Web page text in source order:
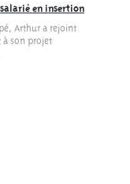
en insertion
Arthur a rejoint
à son projet